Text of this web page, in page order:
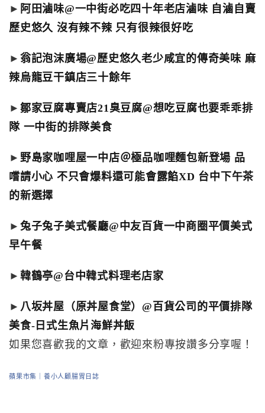
► 阿田滷味@一中街必吃四十年老店滷味 自滷自賣
歷史悠久 沒有辣不辣 只有很辣很好吃
► 翁記泡沫廣場@歷史悠久老少咸宜的傳奇美味 麻
辣烏龍豆干鎮店三十餘年
► 鄒家豆腐專賣店21臭豆腐@想吃豆腐也要乖乖排
隊 一中街的排隊美食
► 野島家咖哩屋一中店＠極品咖哩麵包新登場 品
嚐請小心 不只會爆料還可能會露餡XD 台中下午茶
的新選擇
► 兔子兔子美式餐廳@中友百貨一中商圈平價美式
早午餐
► 韓鶴亭@台中韓式料理老店家
► 八坂丼屋（原丼屋食堂）@百貨公司的平價排隊
美食-日式生魚片海鮮丼飯
如果您喜歡我的文章，歡迎來粉專按讚多分享喔！
蘋果市集｜養小人顧腸胃日誌